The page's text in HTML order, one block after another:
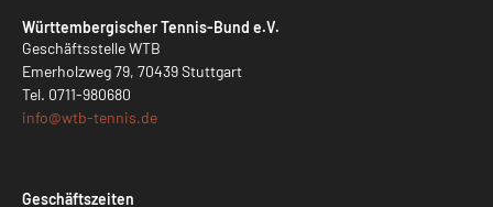
Württembergischer Tennis-Bund e.V.
Geschäftsstelle WTB
Emerholzweg 79, 70439 Stuttgart
Tel. 0711-980680
info@wtb-tennis.de
Geschäftszeiten